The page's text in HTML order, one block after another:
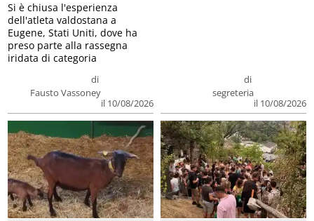
di
Fausto Vassoney
il 10/08/2026
Si è chiusa l'esperienza
dell'atleta valdostana a
Eugene, Stati Uniti, dove ha
preso parte alla rassegna
iridata di categoria
di
segreteria
il 10/08/2026